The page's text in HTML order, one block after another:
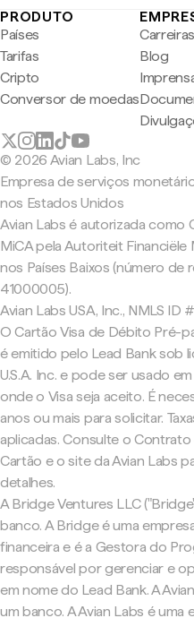
PRODUTO
Países
Tarifas
Cripto
Conversor de moedas
Carreiras
Blog
© 2026 Avian Labs, Inc
Empresa de serviços
nos Estados Unidos
Avian Labs é autorizada como
MiCA pela Autoriteit Financiële
nos Países Baixos (número de
41000005).
Avian Labs USA, Inc., NMLS ID
O Cartão Visa de Débito Pré-
é emitido pelo Lead Bank sob
U.S.A. Inc. e pode ser usado
onde o Visa seja aceito. É
anos ou mais para solicitar.
aplicadas. Consulte o
Cartão e o site da Avian Labs
detalhes.
A Bridge Ventures LLC
banco. A Bridge é uma
financeira e é a Gestora do
responsável por gerenciar e
em nome do Lead Bank. A
um banco. A Avian Labs é uma